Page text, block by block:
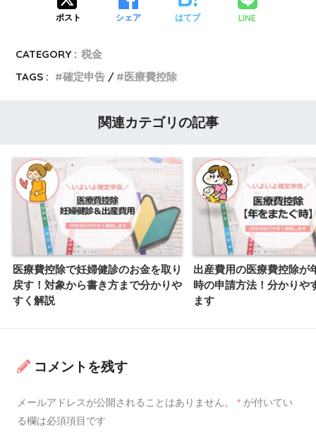
ポスト シェア はてブ LINE
CATEGORY : 税金
TAGS :
確定申告 医療費控除
関連カテゴリの記事
医療費控除で妊婦健診のお金を取り
戻す！対象から書き方まで分かりや
すく解説
出産費用の医療費控除が
時の申請方法！分かりや
ます
コメントを残す
メールアドレスが公開されることはありません。 * が付いてい
る欄は必須項目です